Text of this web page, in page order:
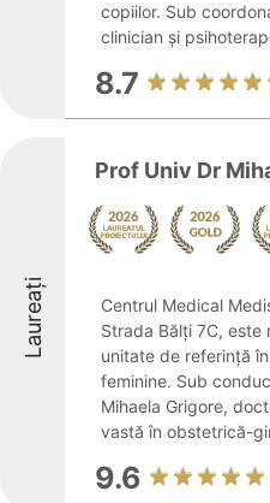
copiilor. Sub
clinician și
8.7
Laureați
Prof Univ Dr
Centrul Medical
Strada Bălți 7C, este
unitate de referință
feminine. Sub
Mihaela Grigore,
vastă în obstetrică-
9.6